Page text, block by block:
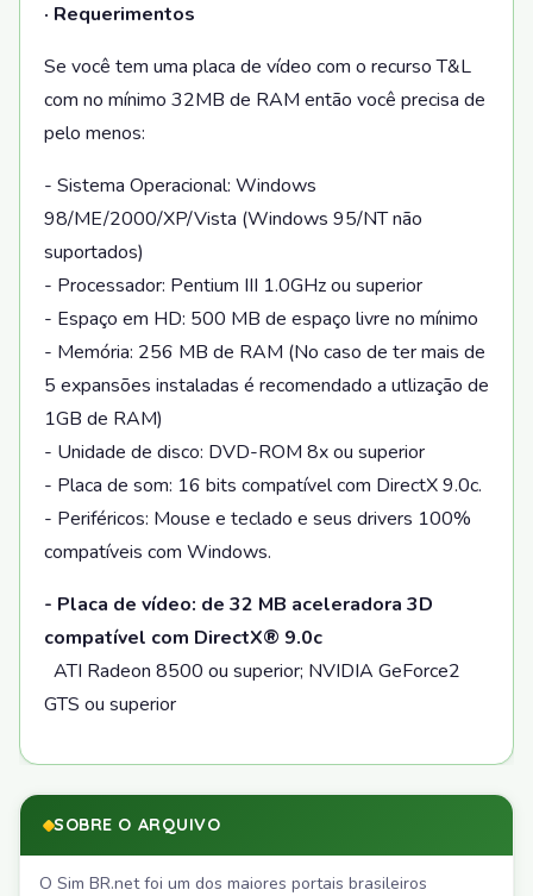
· Requerimentos
Se você tem uma placa de vídeo com o recurso T&L
com no mínimo 32MB de RAM então você precisa de
pelo menos:
- Sistema Operacional: Windows
98/ME/2000/XP/Vista (Windows 95/NT não
suportados)
- Processador: Pentium III 1.0GHz ou superior
- Espaço em HD: 500 MB de espaço livre no mínimo
- Memória: 256 MB de RAM (No caso de ter mais de
5 expansões instaladas é recomendado a utlização de
1GB de RAM)
- Unidade de disco: DVD-ROM 8x ou superior
- Placa de som: 16 bits compatível com DirectX 9.0c.
- Periféricos: Mouse e teclado e seus drivers 100%
compatíveis com Windows.
- Placa de vídeo: de 32 MB aceleradora 3D
compatível com DirectX® 9.0c
ATI Radeon 8500 ou superior; NVIDIA GeForce2
GTS ou superior
SOBRE O ARQUIVO
O Sim BR.net foi um dos maiores portais brasileiros